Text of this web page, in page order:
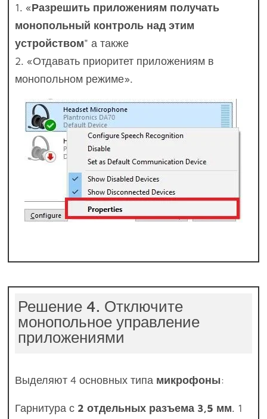
1. «Разрешить приложениям получать
монопольный контроль над этим
устройством" а также
2. «Отдавать приоритет приложениям в
монопольном режиме».
Решение 4. Отключите
монопольное управление
приложениями
Выделяют 4 основных типа микрофоны:
Гарнитура с 2 отдельных разъема 3,5 мм. 1